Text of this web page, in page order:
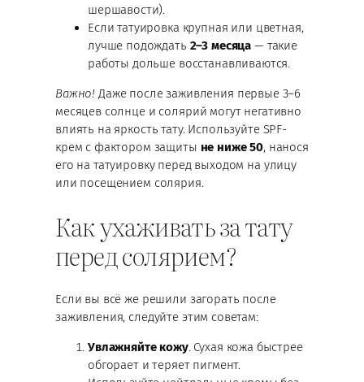
шершавости).
Если татуировка крупная или цветная,
лучше подождать 2–3 месяца — такие
работы дольше восстанавливаются.
Важно! Даже после заживления первые 3–6
месяцев солнце и солярий могут негативно
влиять на яркость тату. Используйте SPF-
крем с фактором защиты не ниже 50, нанося
его на татуировку перед выходом на улицу
или посещением солярия.
Как ухаживать за тату
перед солярием?
Если вы всё же решили загорать после
заживления, следуйте этим советам:
Увлажняйте кожу. Сухая кожа быстрее
обгорает и теряет пигмент.